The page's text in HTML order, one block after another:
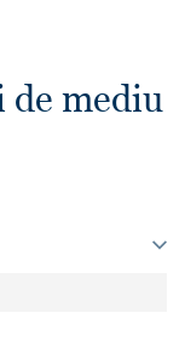
de mediu